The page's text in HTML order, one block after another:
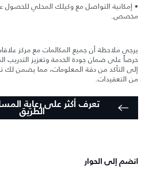
• إمكانية التواصل مع وكيلك المحلي
مخصص.
يرجى ملاحظة أن جميع المكالمات مع مركز
حرصاً على ضمان جودة الخدمة وتعزيز التدريب
إلى التأكد من دقة المعلومات، مما يضمن لك
من التعقيدات.
تعرف أكثر على رعاية
الطريق
انضم إلى الحوار